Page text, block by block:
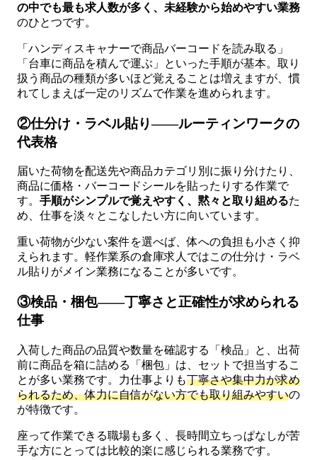
の中でも最も求人数が多く、未経験から始めやすい業務
のひとつです。
「ハンディスキャナーで商品バーコードを読み取る」
「台車に商品を積んで運ぶ」といった手順が基本。取り
扱う商品の種類が多いほど覚えることは増えますが、慣
れてしまえば一定のリズムで作業を進められます。
②仕分け・ラベル貼り——ルーティンワークの
代表格
届いた荷物を配送先や商品カテゴリ別に振り分けたり、
商品に価格・バーコードシールを貼ったりする作業で
す。 手順がシンプルで覚えやすく、黙々と取り組めるた
め、仕事を淡々とこなしたい方に向いています。
重い荷物が少ない案件を選べば、体への負担も小さく抑
えられます。軽作業系の倉庫求人ではこの仕分け・ラベ
ル貼りがメイン業務になることが多いです。
③検品・梱包——丁寧さと正確性が求められる
仕事
入荷した商品の品質や数量を確認する「検品」と、出荷
前に商品を箱に詰める「梱包」は、セットで担当するこ
とが多い業務です。力仕事よりも丁寧さや集中力が求め
られるため、体力に自信がない方でも取り組みやすいの
が特徴です。
座って作業できる職場も多く、長時間立ちっぱなしが苦
手な方にとっては比較的楽に感じられる業務です。